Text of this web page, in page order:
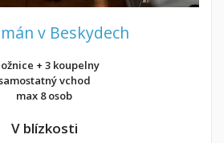
v Beskydech
+ 3 koupelny
vchod
max 8 osob
V blízkosti